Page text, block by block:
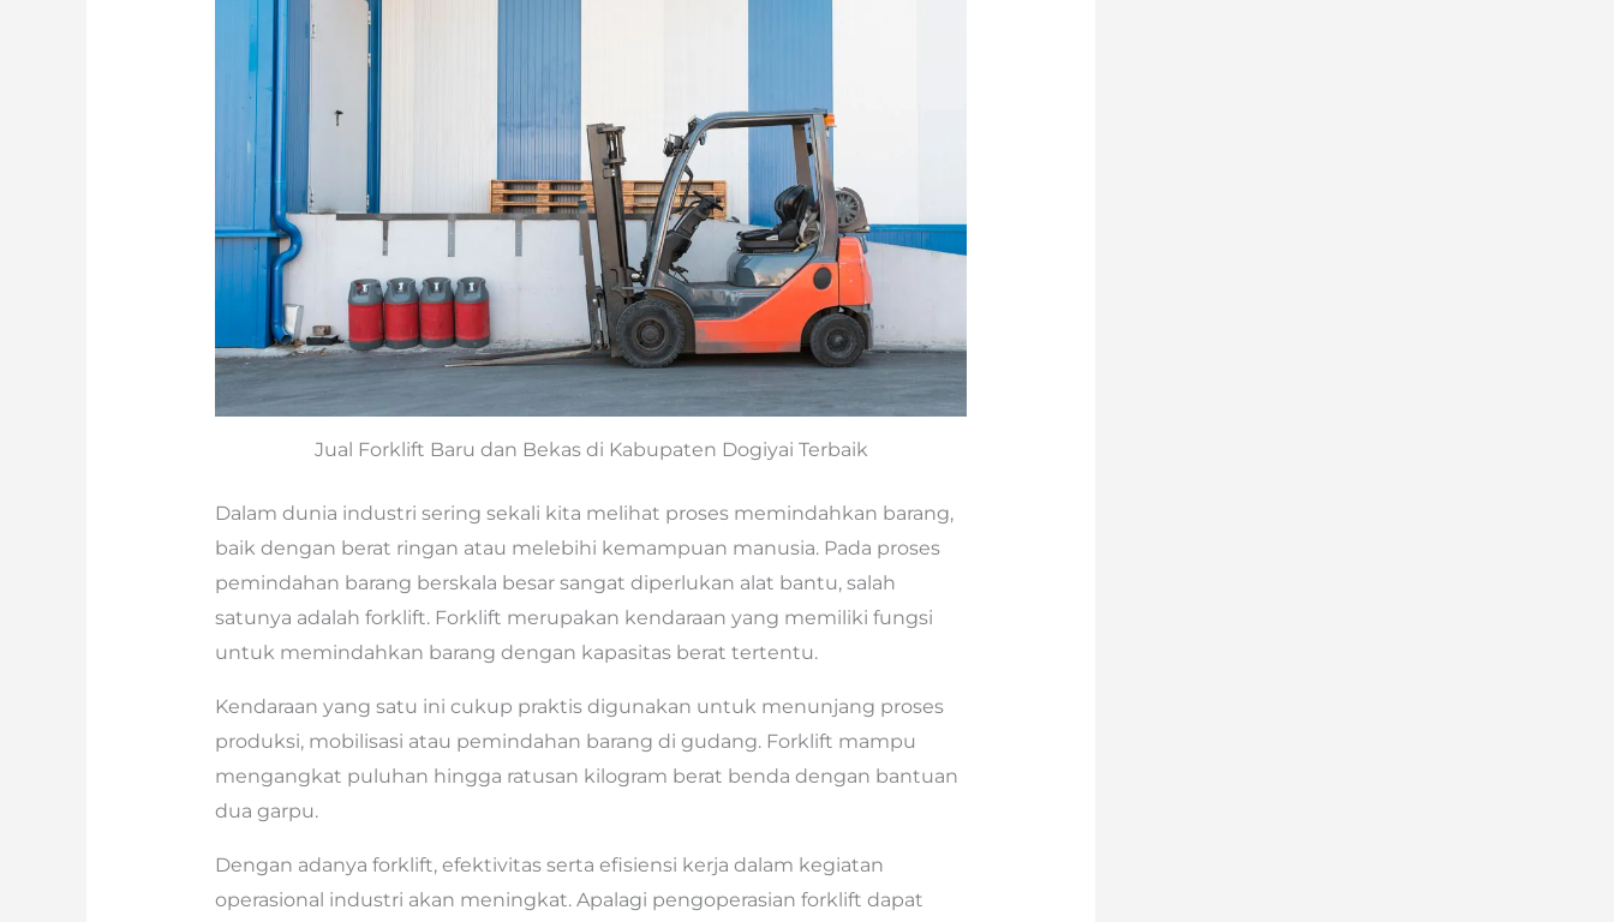
Jual Forklift Baru dan Bekas di Kabupaten Dogiyai Terbaik
Dalam dunia industri sering sekali kita melihat proses memindahkan barang,
baik dengan berat ringan atau melebihi kemampuan manusia. Pada proses
pemindahan barang berskala besar sangat diperlukan alat bantu, salah
satunya adalah forklift. Forklift merupakan kendaraan yang memiliki fungsi
untuk memindahkan barang dengan kapasitas berat tertentu.
Kendaraan yang satu ini cukup praktis digunakan untuk menunjang proses
produksi, mobilisasi atau pemindahan barang di gudang. Forklift mampu
mengangkat puluhan hingga ratusan kilogram berat benda dengan bantuan
dua garpu.
Dengan adanya forklift, efektivitas serta efisiensi kerja dalam kegiatan
operasional industri akan meningkat. Apalagi pengoperasian forklift dapat